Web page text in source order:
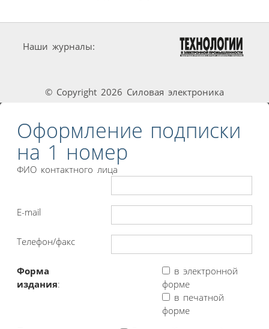
Наши журналы:
© Copyright 2026 Силовая электроника
Оформление подписки
на 1 номер
ФИО контактного лица
E-mail
Телефон/факс
Форма
издания:
в электронной
форме
в печатной
форме